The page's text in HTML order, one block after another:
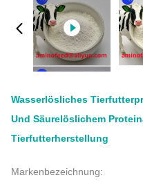
Wasserlösliches
Und Säurelöslichem
Tierfutterherstellung
Markenbezeichnung: